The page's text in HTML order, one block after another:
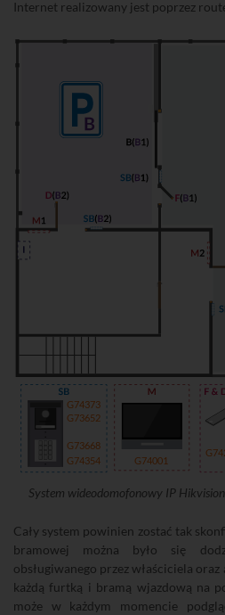
Internet realizowany jest poprzez
G74001
G74373
G74354
G73668
G73652
System wideodomofonowy IP
Cały system powinien zostać tak
bramowej można było się
obsługiwanego przez właściciela
każdą furtką i bramą wjazdową na
może w każdym momencie